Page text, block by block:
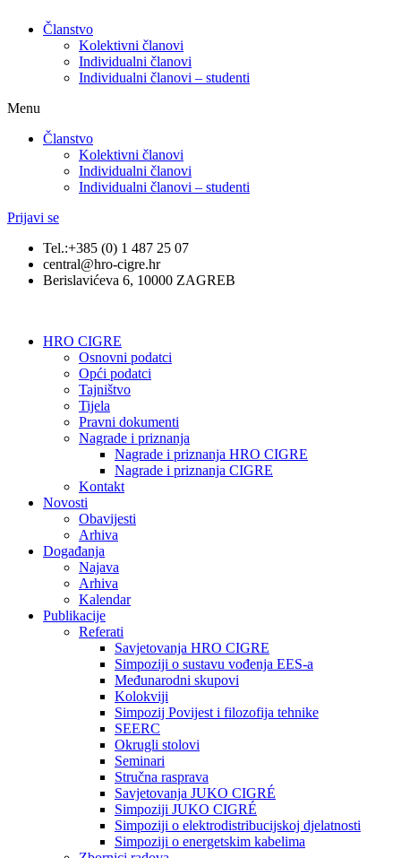
Članstvo
Kolektivni članovi
Individualni članovi
Individualni članovi – studenti
Menu
Članstvo
Kolektivni članovi
Individualni članovi
Individualni članovi – studenti
Prijavi se
Tel.:+385 (0) 1 487 25 07
central@hro-cigre.hr
Berislavićeva 6, 10000 ZAGREB
HRO CIGRE
Osnovni podatci​
Opći podatci
Tajništvo
Tijela
Pravni dokumenti
Nagrade i priznanja
Nagrade i priznanja HRO CIGRE
Nagrade i priznanja CIGRE
Kontakt
Novosti
Obavijesti
Arhiva
Događanja
Najava
Arhiva
Kalendar
Publikacije
Referati
Savjetovanja HRO CIGRE
Simpoziji o sustavu vođenja EES-a
Međunarodni skupovi
Kolokviji​
Simpozij Povijest i filozofija tehnike
SEERC
Okrugli stolovi
Seminari​
Stručna rasprava​
Savjetovanja JUKO CIGRÉ
Simpoziji JUKO CIGRÉ
Simpoziji o elektrodistribucijskoj djelatnosti
Simpoziji o energetskim kabelima